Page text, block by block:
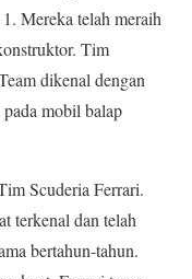
Mereka telah meraih
Tim
dikenal dengan
mobil balap
Scuderia Ferrari.
terkenal dan telah
bertahun-tahun.